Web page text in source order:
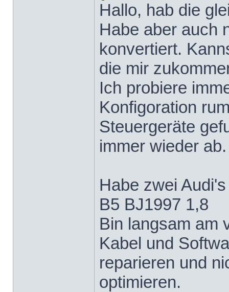
Hallo, hab die
Habe aber auch
konvertiert.
die mir
Ich probiere
Konfigoration
Steuergeräte
immer wieder ab.
Habe zwei
B5 BJ1997 1,8
Bin langsam am
Kabel und
reparieren und
optimieren.